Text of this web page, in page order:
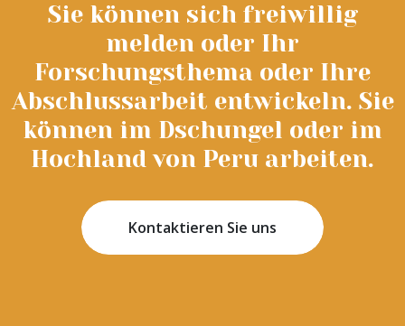
Sie können sich freiwillig
melden oder Ihr
Forschungsthema oder Ihre
Abschlussarbeit entwickeln. Sie
können im Dschungel oder im
Hochland von Peru arbeiten.
Kontaktieren Sie uns